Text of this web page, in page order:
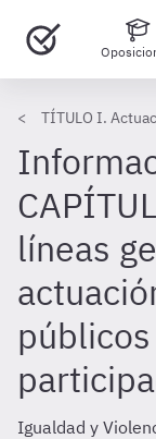
TÍTULO I.
líneas
Igualdad y